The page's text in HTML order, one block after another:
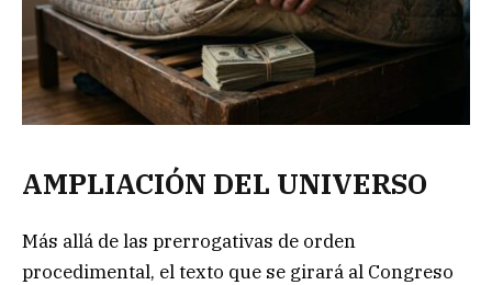
AMPLIACIÓN DEL UNIVERSO
Más allá de las prerrogativas de orden
procedimental, el texto que se girará al Congreso